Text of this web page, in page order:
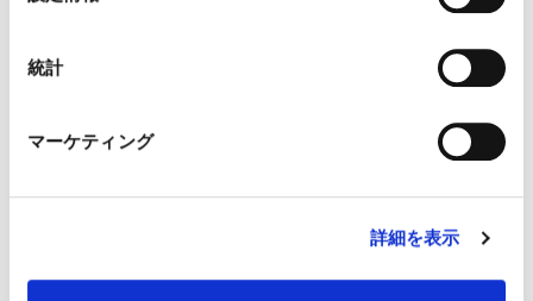
統計
マーケティング
詳細を表示
過去の B2B では、「キーパーソン1人を口説
く」モデルが機能していました。しかし22人
の購買グループが関わる現代では、1人にだけ
刺さるコンテンツや営業トークでは商談は決
AI エージェントが「購
買グループの新メンバー」として加わるとさ